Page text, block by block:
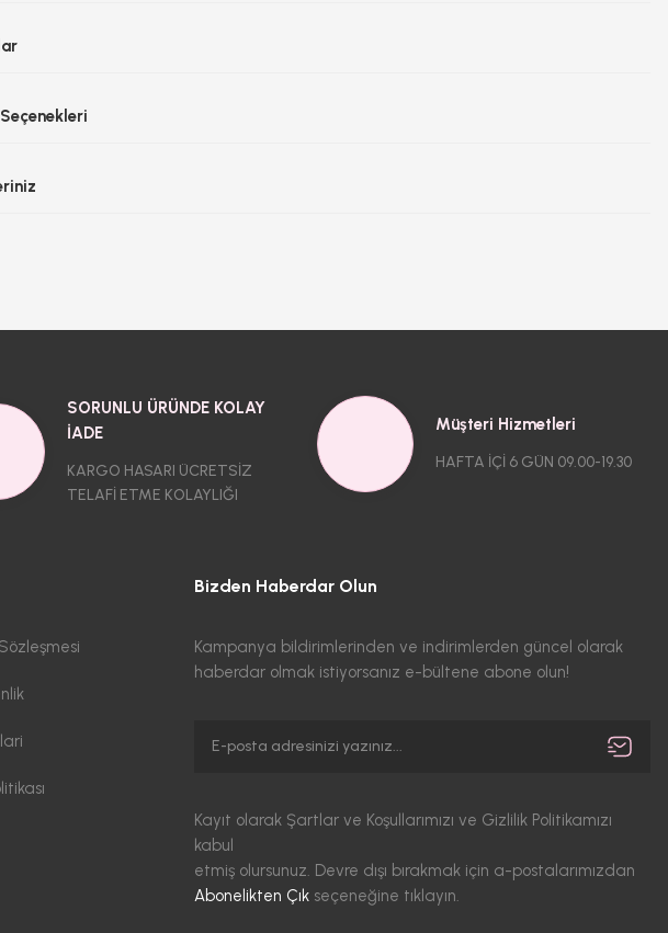
SORUNLU ÜRÜNDE KOLAY
İADE
KARGO HASARI ÜCRETSİZ
TELAFİ ETME KOLAYLIĞI
Müşteri Hizmetleri
HAFTA İÇİ 6 GÜN 09.00-19.30
Bizden Haberdar Olun
Kampanya bildirimlerinden ve indirimlerden güncel olarak
haberdar olmak istiyorsanız e-bültene abone olun!
Kayıt olarak Şartlar ve Koşullarımızı ve Gizlilik Politikamızı
kabul
etmiş olursunuz. Devre dışı bırakmak için a-postalarımızdan
Abonelikten Çık seçeneğine tıklayın.